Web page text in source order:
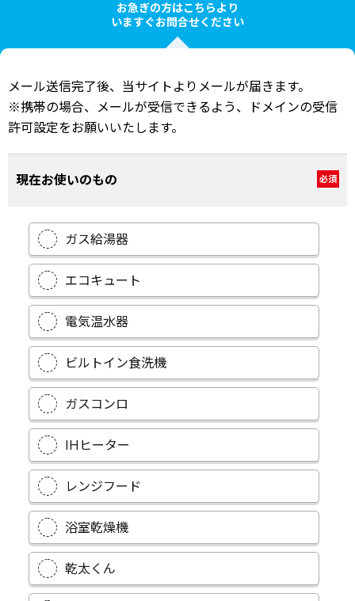
お急ぎの方はこちらより
いますぐお問合せください
メール送信完了後、当サイトよりメールが届きます。
※携帯の場合、メールが受信できるよう、ドメインの受信
許可設定をお願いいたします。
現在お使いのもの 必須
ガス給湯器
エコキュート
電気温水器
ビルトイン食洗機
ガスコンロ
IHヒーター
レンジフード
浴室乾燥機
乾太くん